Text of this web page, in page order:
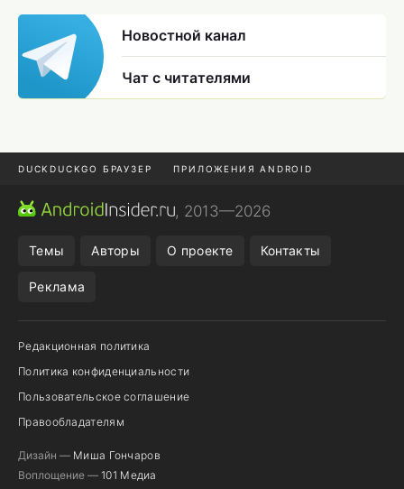
Новостной канал
Чат с читателями
DUCKDUCKGO БРАУЗЕР ПРИЛОЖЕНИЯ ANDROID
CHROME БРАУЗЕР
, 2013—2026
Темы Авторы О проекте Контакты
Реклама
Редакционная политика
Политика конфиденциальности
Пользовательское соглашение
Правообладателям
Дизайн — Миша Гончаров
Воплощение — 101 Медиа